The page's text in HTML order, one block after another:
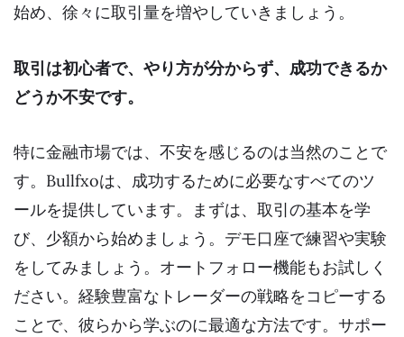
始め、徐々に取引量を増やしていきましょう。
取引は初心者で、やり方が分からず、成功できるか
どうか不安です。
特に金融市場では、不安を感じるのは当然のことで
す。Bullfxoは、成功するために必要なすべてのツ
ールを提供しています。まずは、取引の基本を学
び、少額から始めましょう。デモ口座で練習や実験
をしてみましょう。オートフォロー機能もお試しく
ださい。経験豊富なトレーダーの戦略をコピーする
ことで、彼らから学ぶのに最適な方法です。サポー